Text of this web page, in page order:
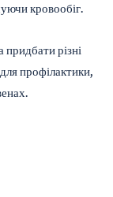
кровообіг.
різні
профілактики,